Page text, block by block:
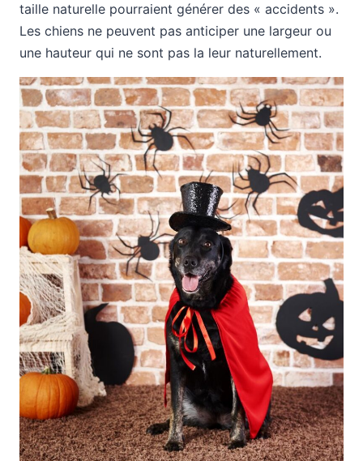
taille naturelle pourraient générer des « accidents ».
Les chiens ne peuvent pas anticiper une largeur ou
une hauteur qui ne sont pas la leur naturellement.